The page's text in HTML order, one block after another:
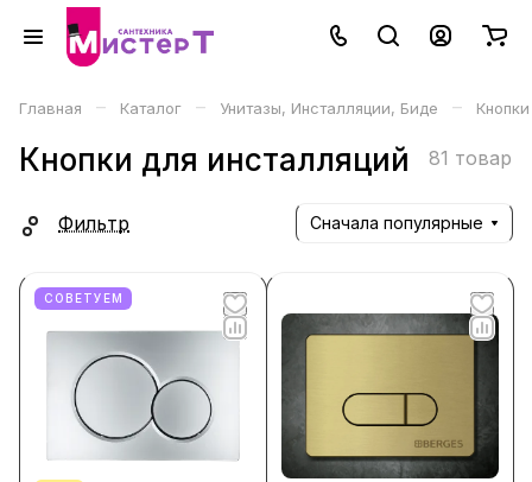
Главная – Каталог – Унитазы, Инсталляции, Биде –
Кнопки для инсталляций 81 товар
Фильтр Сначала популярные
СОВЕТУЕМ